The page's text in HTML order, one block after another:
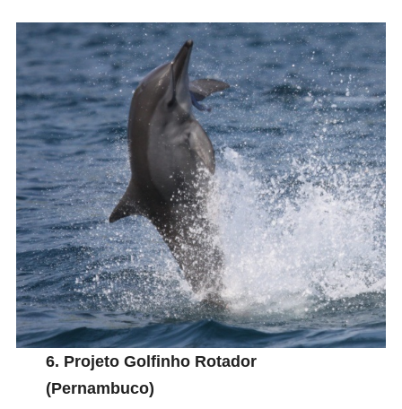
6. Projeto Golfinho Rotador
(Pernambuco)